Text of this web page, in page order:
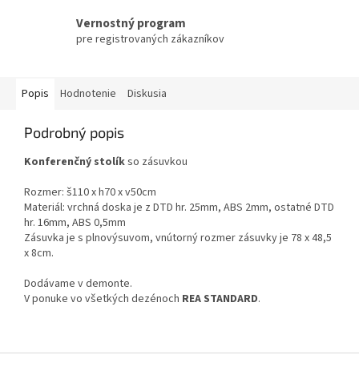
Vernostný program
pre registrovaných zákazníkov
Popis Hodnotenie Diskusia
Podrobný popis
Konferenčný stolíkso zásuvkou
Rozmer: š110 x h70 x v50cm
Materiál: vrchná doska je z DTD hr. 25mm, ABS 2mm, ostatné DTD
hr. 16mm, ABS 0,5mm
Zásuvka je s plnovýsuvom, vnútorný rozmer zásuvky je 78 x 48,5
x 8cm.
Dodávame v demonte.
V ponuke vo všetkých dezénoch REA STANDARD.